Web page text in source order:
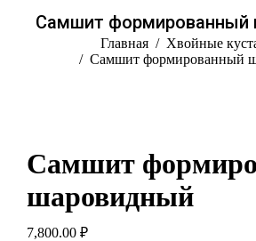
Самшит формированный
Главная
Хвойные
Самшит формированный
Самшит
шаровидный
7,800.00 ₽